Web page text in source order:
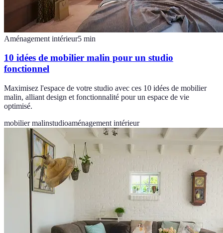
Aménagement intérieur5 min
10 idées de mobilier malin pour un studio
fonctionnel
Maximisez l'espace de votre studio avec ces 10 idées de mobilier
malin, alliant design et fonctionnalité pour un espace de vie
optimisé.
mobilier malinstudioaménagement intérieur